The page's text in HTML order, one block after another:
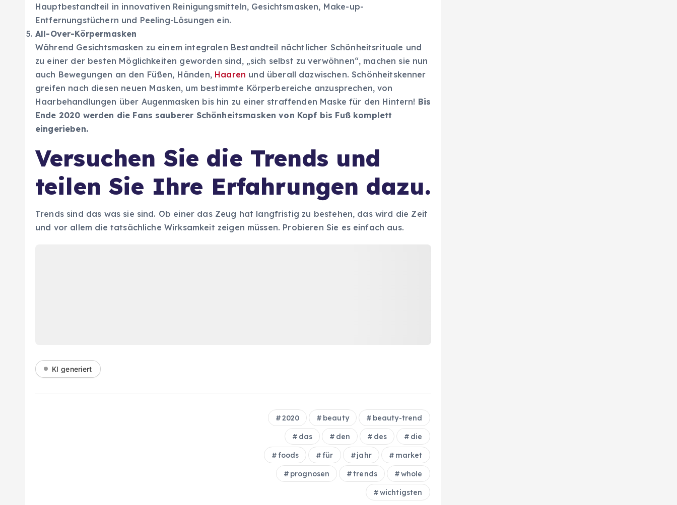
Hauptbestandteil in innovativen Reinigungsmitteln, Gesichtsmasken, Make-up-
Entfernungstüchern und Peeling-Lösungen ein.
All-Over-Körpermasken
Während Gesichtsmasken zu einem integralen Bestandteil nächtlicher Schönheitsrituale und
zu einer der besten Möglichkeiten geworden sind, „sich selbst zu verwöhnen“, machen sie nun
auch Bewegungen an den Füßen, Händen, Haaren und überall dazwischen. Schönheitskenner
greifen nach diesen neuen Masken, um bestimmte Körperbereiche anzusprechen, von
Haarbehandlungen über Augenmasken bis hin zu einer straffenden Maske für den Hintern! Bis
Ende 2020 werden die Fans sauberer Schönheitsmasken von Kopf bis Fuß komplett
eingerieben.
Versuchen Sie die Trends und
teilen Sie Ihre Erfahrungen dazu.
Trends sind das was sie sind. Ob einer das Zeug hat langfristig zu bestehen, das wird die Zeit
und vor allem die tatsächliche Wirksamkeit zeigen müssen. Probieren Sie es einfach aus.
KI generiert
2020 beauty beauty-trend
das den des die
foods für jahr market
prognosen trends whole
wichtigsten